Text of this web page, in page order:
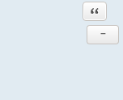
−